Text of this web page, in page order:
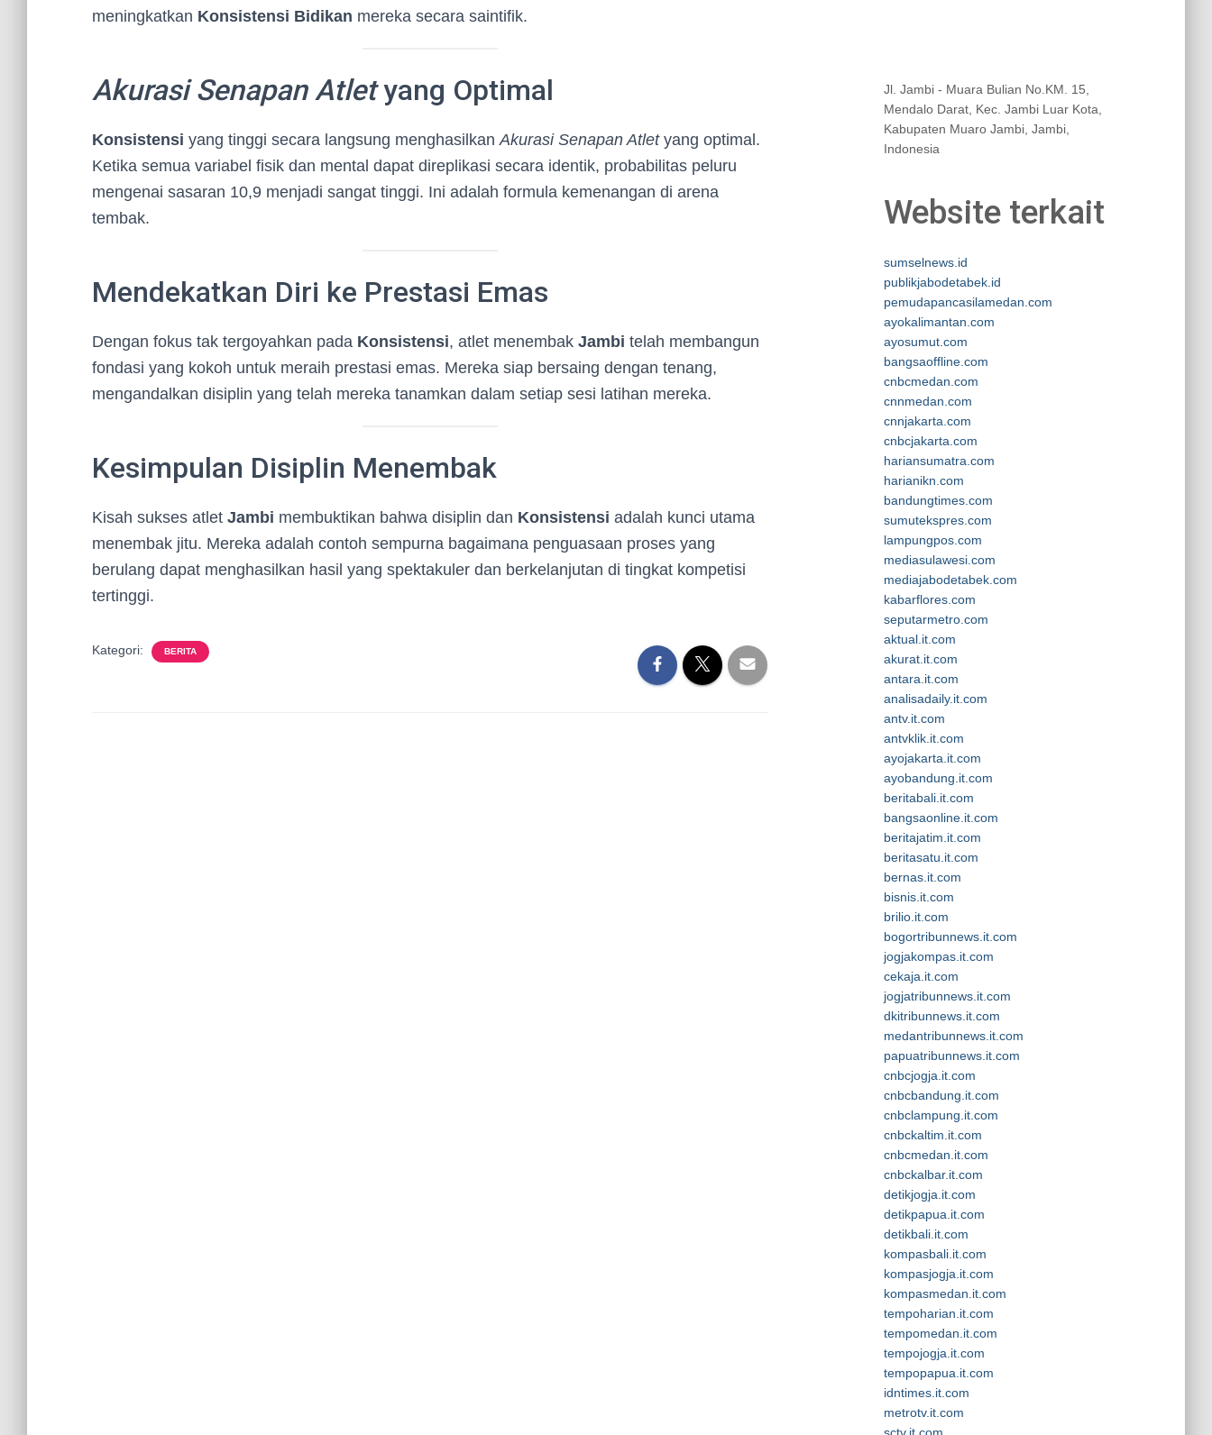
meningkatkan Konsistensi Bidikan mereka secara saintifik.
Akurasi Senapan Atletyang Optimal
Konsistensi yang tinggi secara langsung menghasilkanAkurasi Senapan Atletyang optimal.
Ketika semua variabel fisik dan mental dapat direplikasi secara identik, probabilitas peluru
mengenai sasaran 10,9 menjadi sangat tinggi. Ini adalah formula kemenangan di arena
tembak.
Mendekatkan Diri ke Prestasi Emas
Dengan fokus tak tergoyahkan pada Konsistensi, atlet menembak Jambi telah membangun
fondasi yang kokoh untuk meraih prestasi emas. Mereka siap bersaing dengan tenang,
mengandalkan disiplin yang telah mereka tanamkan dalam setiap sesi latihan mereka.
Kesimpulan Disiplin Menembak
Kisah sukses atlet Jambi membuktikan bahwa disiplin dan Konsistensi adalah kunci utama
menembak jitu. Mereka adalah contoh sempurna bagaimana penguasaan proses yang
berulang dapat menghasilkan hasil yang spektakuler dan berkelanjutan di tingkat kompetisi
tertinggi.
Kategori: BERITA
Jl. Jambi - Muara Bulian No.KM. 15,
Mendalo Darat, Kec. Jambi Luar Kota,
Kabupaten Muaro Jambi, Jambi,
Indonesia
Website terkait
sumselnews.id
publikjabodetabek.id
pemudapancasilamedan.com
ayokalimantan.com
ayosumut.com
bangsaoffline.com
cnbcmedan.com
cnnmedan.com
cnnjakarta.com
cnbcjakarta.com
hariansumatra.com
harianikn.com
bandungtimes.com
sumutekspres.com
lampungpos.com
mediasulawesi.com
mediajabodetabek.com
kabarflores.com
seputarmetro.com
aktual.it.com
akurat.it.com
antara.it.com
analisadaily.it.com
antv.it.com
antvklik.it.com
ayojakarta.it.com
ayobandung.it.com
beritabali.it.com
bangsaonline.it.com
beritajatim.it.com
beritasatu.it.com
bernas.it.com
bisnis.it.com
brilio.it.com
bogortribunnews.it.com
jogjakompas.it.com
cekaja.it.com
jogjatribunnews.it.com
dkitribunnews.it.com
medantribunnews.it.com
papuatribunnews.it.com
cnbcjogja.it.com
cnbcbandung.it.com
cnbclampung.it.com
cnbckaltim.it.com
cnbcmedan.it.com
cnbckalbar.it.com
detikjogja.it.com
detikpapua.it.com
detikbali.it.com
kompasbali.it.com
kompasjogja.it.com
kompasmedan.it.com
tempoharian.it.com
tempomedan.it.com
tempojogja.it.com
tempopapua.it.com
idntimes.it.com
metrotv.it.com